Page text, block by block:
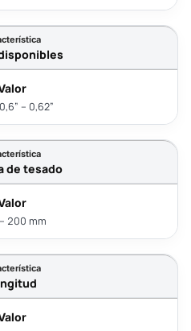
– 0,62”
de tesado
200 mm